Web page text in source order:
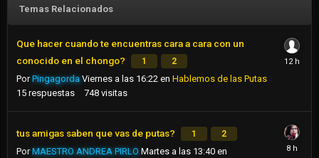
Temas Relacionados
Que hacer cuando te encuentras cara a cara con un
conocido en el chongo?
1 2
PorPingagorda Viernes a las 16:22 en Hablemos de las Putas
15 respuestas 748 visitas
tus amigas saben que vas de putas? 1 2
PorMAESTRO ANDREA PIRLO Martes a las 13:40 en